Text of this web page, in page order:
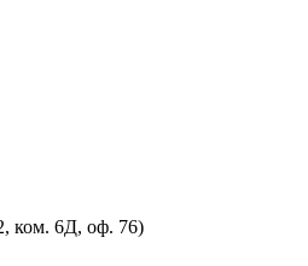
ком. 6Д, оф. 76)